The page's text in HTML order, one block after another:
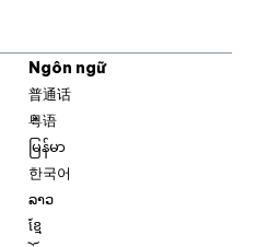
Ngôn ngữ
普通话
粤语
မြန်မာ
한국어
ລາວ
ខ្មែ